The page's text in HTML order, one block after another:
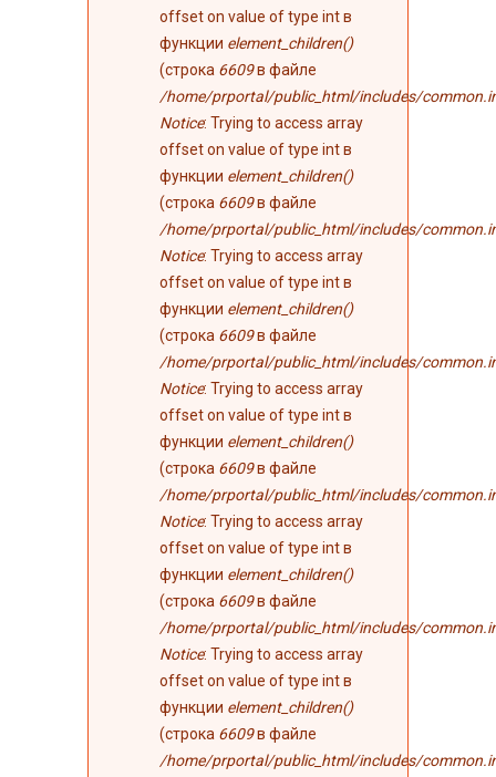
offset on value of type int в
функции element_children()
(строка 6609в файле
/home/prportal/public_html/includes/
Notice: Trying to access array
offset on value of type int в
функции element_children()
(строка 6609в файле
/home/prportal/public_html/includes/
Notice: Trying to access array
offset on value of type int в
функции element_children()
(строка 6609в файле
/home/prportal/public_html/includes/
Notice: Trying to access array
offset on value of type int в
функции element_children()
(строка 6609в файле
/home/prportal/public_html/includes/
Notice: Trying to access array
offset on value of type int в
функции element_children()
(строка 6609в файле
/home/prportal/public_html/includes/
Notice: Trying to access array
offset on value of type int в
функции element_children()
(строка 6609в файле
/home/prportal/public_html/includes/